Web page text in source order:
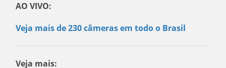
AO VIVO:
Veja mais de 230 câmeras em todo o Brasil
Veja mais: